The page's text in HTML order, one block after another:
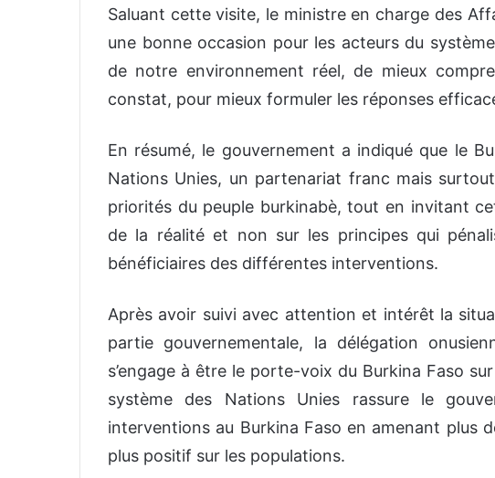
Saluant cette visite, le ministre en charge des
une bonne occasion pour les acteurs du
de notre environnement réel, de mieux
constat, pour mieux formuler les réponses
En résumé, le gouvernement a indiqué que le
Nations Unies, un partenariat franc mais
priorités du peuple burkinabè, tout en invitant
de la réalité et non sur les principes qui
bénéficiaires des différentes interventions.
Après avoir suivi avec attention et intérêt la
partie gouvernementale, la délégation
s’engage à être le porte-voix du Burkina Faso
système des Nations Unies rassure le
interventions au Burkina Faso en amenant plus
plus positif sur les populations.